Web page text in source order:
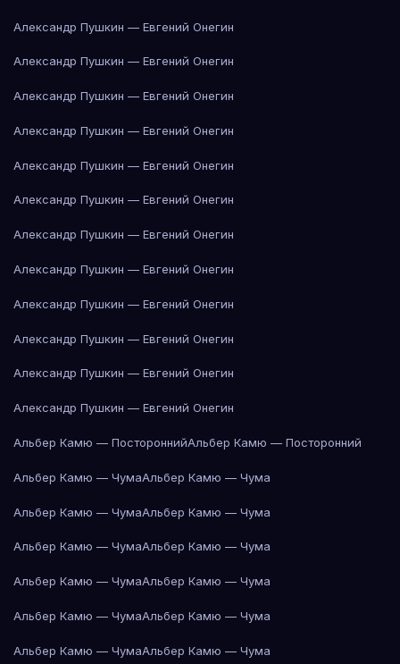
Александр Пушкин — Евгений Онегин
Александр Пушкин — Евгений Онегин
Александр Пушкин — Евгений Онегин
Александр Пушкин — Евгений Онегин
Александр Пушкин — Евгений Онегин
Александр Пушкин — Евгений Онегин
Александр Пушкин — Евгений Онегин
Александр Пушкин — Евгений Онегин
Александр Пушкин — Евгений Онегин
Александр Пушкин — Евгений Онегин
Александр Пушкин — Евгений Онегин
Александр Пушкин — Евгений Онегин
Альбер Камю — ПостороннийАльбер Камю — Посторонний
Альбер Камю — ЧумаАльбер Камю — Чума
Альбер Камю — ЧумаАльбер Камю — Чума
Альбер Камю — ЧумаАльбер Камю — Чума
Альбер Камю — ЧумаАльбер Камю — Чума
Альбер Камю — ЧумаАльбер Камю — Чума
Альбер Камю — ЧумаАльбер Камю — Чума